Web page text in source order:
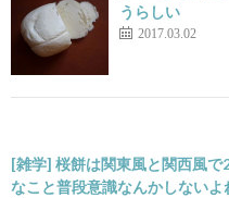
うらしい
2017.03.02
[雑学] 桜餅は関東風と関西風で
なこと普段意識なんかしないよ